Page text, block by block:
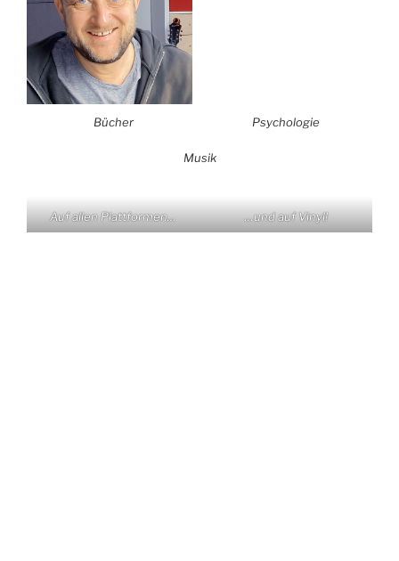
Bücher Psychologie
Musik
Auf allen Plattformen… …und auf Vinyl!